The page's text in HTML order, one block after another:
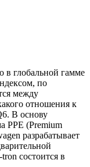
в глобальной гамме
по
между
отношения к
В основу
PPE (Premium
разрабатывает
состоится в